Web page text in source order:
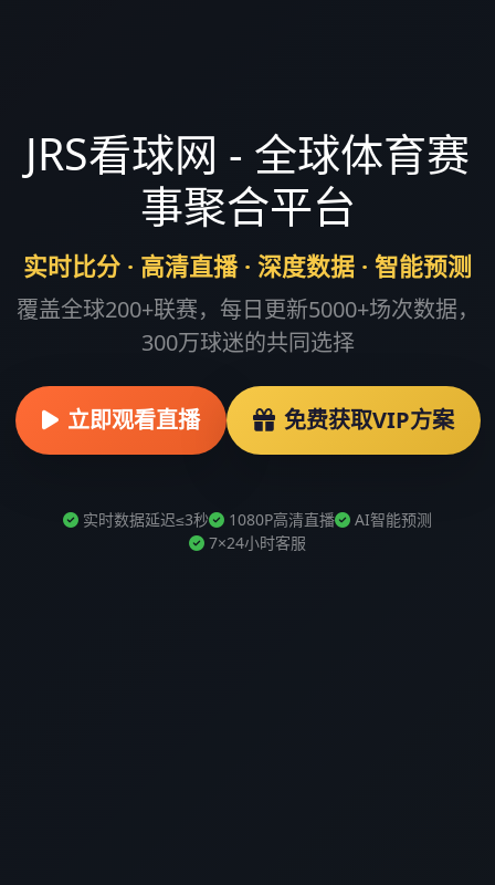
JRS看球网 - 全球体育赛
事聚合平台
实时比分 · 高清直播 · 深度数据 · 智能预测
覆盖全球200+联赛，每日更新5000+场次数据，
300万球迷的共同选择
立即观看直播 免费获取VIP方案
实时数据延迟≤3秒 1080P高清直播
AI智能预测
7×24小时客服